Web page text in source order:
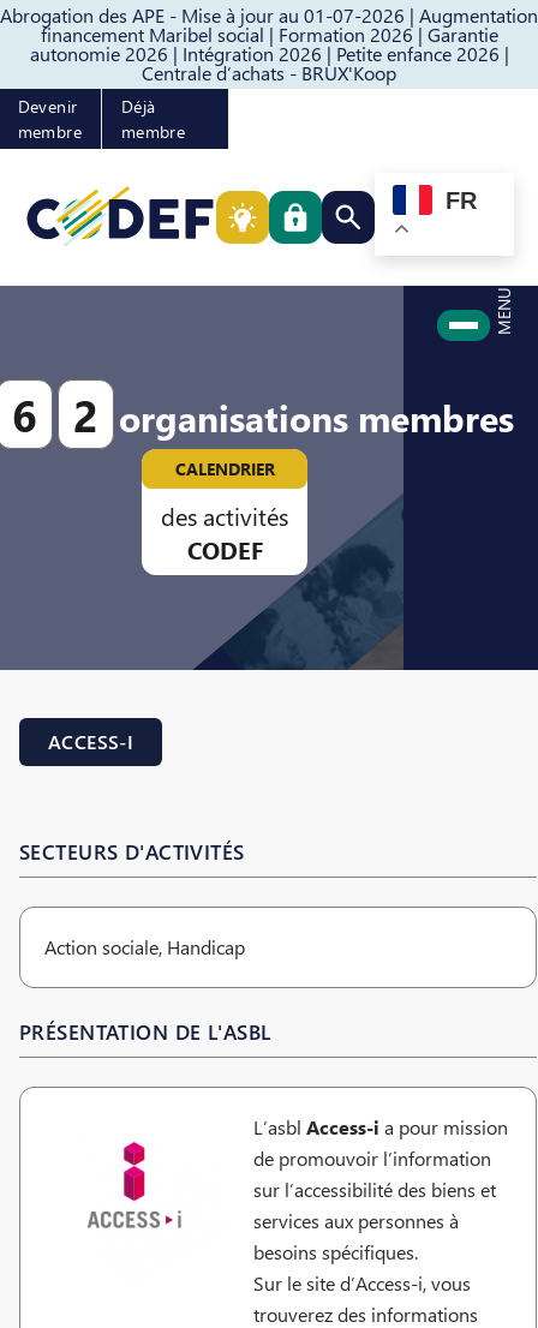
Abrogation des APE - Mise à jour au 01-07-2026 | Augmentation
financement Maribel social | Formation 2026 | Garantie
autonomie 2026 | Intégration 2026 | Petite enfance 2026 |
Centrale d’achats - BRUX'Koop
Passer au contenuPasser au pied de page
Devenir
membre
Déjà
membre
Rechercher quelque
FR
MENU
6 2 organisations membres
CALENDRIER
des activités
CODEF
ACCESS-I
SECTEURS D'ACTIVITÉS
Action sociale, Handicap
PRÉSENTATION DE L'ASBL
L’asbl Access-i a pour mission
de promouvoir l’information
sur l’accessibilité des biens et
services aux personnes à
besoins spécifiques.
Sur le site d’Access-i, vous
trouverez des informations